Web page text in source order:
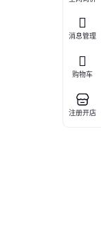
消息管理
购物车
注册开店